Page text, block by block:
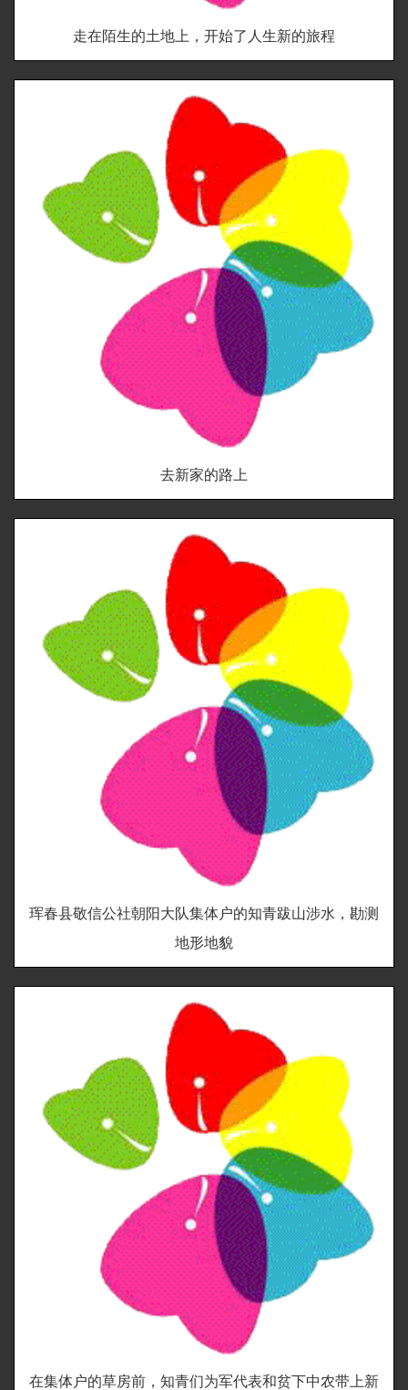
走在陌生的土地上，开始了人生新的旅程
去新家的路上
珲春县敬信公社朝阳大队集体户的知青跋山涉水，勘测
地形地貌
在集体户的草房前，知青们为军代表和贫下中农带上新